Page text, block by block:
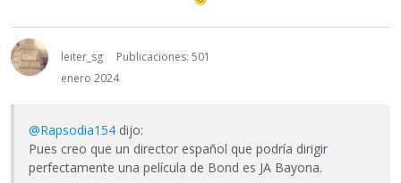
leiter_sg
Publicaciones: 501
enero 2024
@Rapsodia154 dijo:
Pues creo que un director español que podría dirigir
perfectamente una película de Bond es JA Bayona.